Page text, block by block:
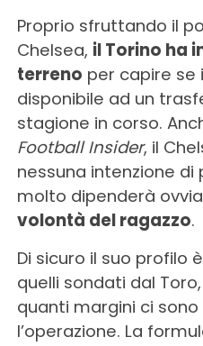
Proprio sfruttando il
Chelsea, il Torino ha
terreno per capire se
disponibile ad un
stagione in corso.
Football Insider, il
nessuna intenzione
molto dipenderà
volontà del ragazzo.
Di sicuro il suo profilo
quelli sondati dal
quanti margini ci
l’operazione. La